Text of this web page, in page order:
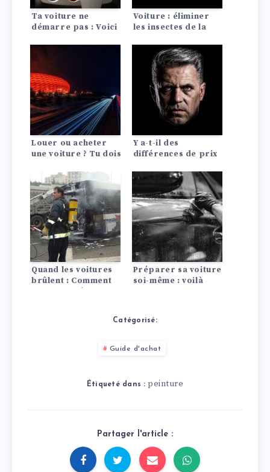
Ta voiture ne
démarre pas : Voici
plus fréquentes !
Voiture : éliminer
les insectes de la
peinture avec une
éponge à mouches
Louer ou acheter
une voiture ? Tu dois
Y a-t-il des
différences de prix
entre les Lada?
Quand les voitures
brûlent : Comment
Préparer sa voiture
soi-même : voilà
Catégorisé:
Guide d'achat
Étiqueté dans : peinture
Partager l'article :